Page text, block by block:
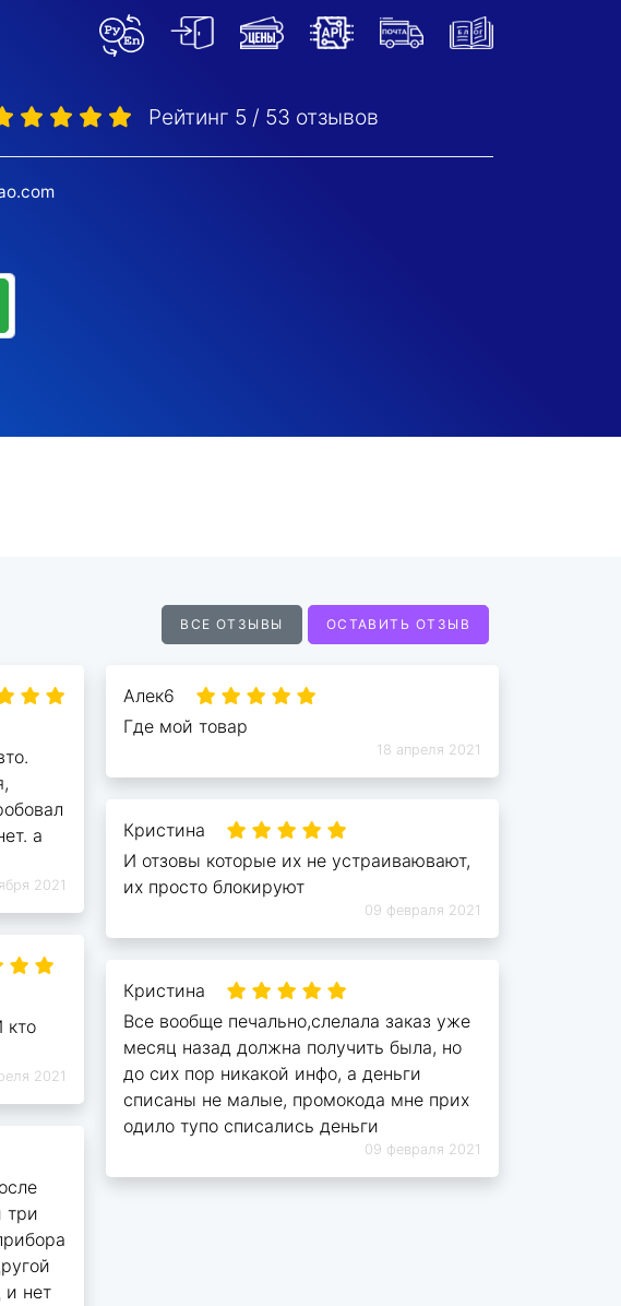
Рейтинг 5 / 53 отзывов
ВСЕ ОТЗЫВЫ ОСТАВИТЬ ОТЗЫВ
а
2021
кто
2021
три
и нет
Алек6
Где мой товар
18 апреля 2021
Кристина
И отзовы которые их не устраиваювают,
их просто блокируют
09 февраля 2021
Кристина
Все вообще печально,слелала заказ уже
месяц назад должна получить была, но
до сих пор никакой инфо, а деньги
списаны не малые, промокода мне прих
одило тупо списались деньги
09 февраля 2021